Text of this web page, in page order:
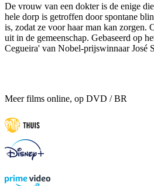
De vrouw van een dokter is de enige
hele dorp is getroffen door spontane
is, zodat ze voor haar man kan zorgen.
uit in de gemeenschap. Gebaseerd op
Cegueira' van Nobel-prijswinnaar José
Meer films online, op DVD / BR